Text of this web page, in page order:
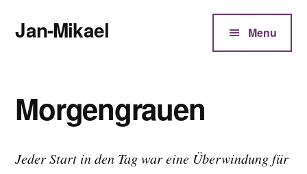
Inhalt
springen
menu
Jan-Mikael
Eder
Menu
Morgengrauen
Jeder Start in den Tag war eine Überwindung für